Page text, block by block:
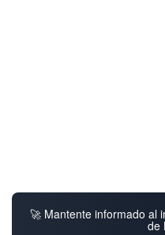
🚀 Mantente informado al
de